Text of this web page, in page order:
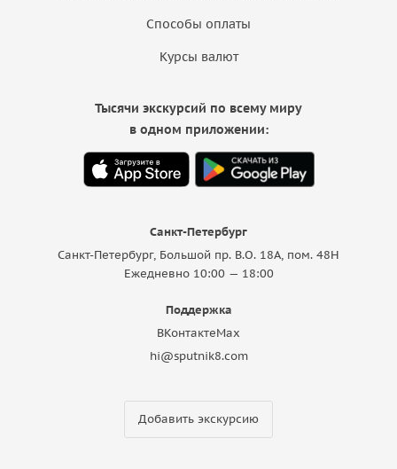
Способы оплаты
Курсы валют
Санкт-Петербург
Санкт-Петербург, Большой пр. В.О. 18A, пом. 48Н
Ежедневно 10:00 — 18:00
Поддержка
ВКонтактеMax
hi@sputnik8.com
Добавить экскурсию
Тысячи экскурсий по всему миру
в одном приложении: